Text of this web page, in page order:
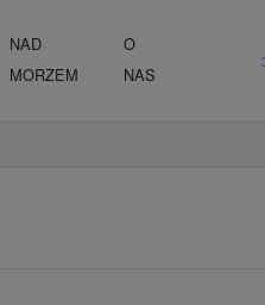
NAD
MORZEM
O
NAS